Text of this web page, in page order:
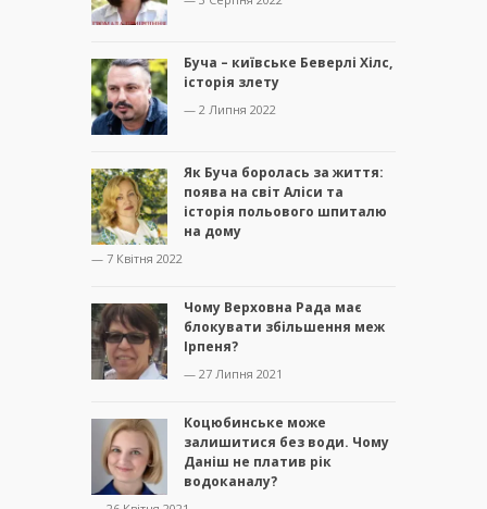
Буча – київське Беверлі Хілс,
історія злету
— 2 Липня 2022
Як Буча боролась за життя:
поява на світ Аліси та
історія польового шпиталю
на дому
— 7 Квітня 2022
Чому Верховна Рада має
блокувати збільшення меж
Ірпеня?
— 27 Липня 2021
Коцюбинське може
залишитися без води. Чому
Даніш не платив рік
водоканалу?